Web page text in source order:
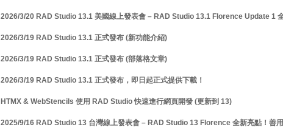
2026/3/20 RAD Studio 13.1 美國線上發表會 – RAD Studio 13.1 Florence Update 1
2026/3/19 RAD Studio 13.1 正式發布 (新功能介紹)
2026/3/19 RAD Studio 13.1 正式發布 (部落格文章)
2026/3/19 RAD Studio 13.1 正式發布，即日起正式提供下載！
HTMX & WebStencils 使用 RAD Studio 快速進行網頁開發 (更新到 13)
2025/9/16 RAD Studio 13 台灣線上發表會 – RAD Studio 13 Florence 全新亮點！善用